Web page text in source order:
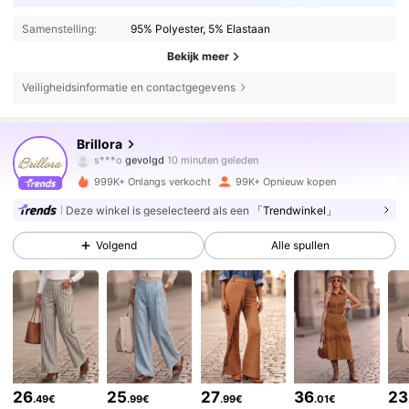
Samenstelling: 95% Polyester, 5% Elastaan
Bekijk meer
Veiligheidsinformatie en contactgegevens
Brillora
s***ogevolgd
j***2is aan het browsen
4.66
94K Volgers
4.66 94K Volgers
4.66 94K Volgers
4.66 94K Volgers
999K+ Onlangs verkocht 99K+ Opnieuw kopen
Deze winkel is geselecteerd als een 「Trendwinkel」
Volgend Alle spullen
26.49€ 25.99€ 27.99€ 36.01€ 23